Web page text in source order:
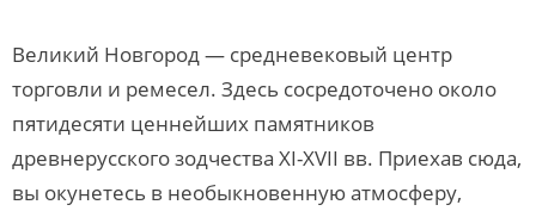
Великий Новгород — средневековый центр
торговли и ремесел. Здесь сосредоточено около
пятидесяти ценнейших памятников
древнерусского зодчества XI-XVII вв. Приехав сюда,
вы окунетесь в необыкновенную атмосферу,